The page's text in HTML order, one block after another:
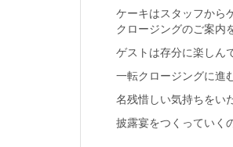
ケーキはスタッフから
クロージングのご案内
ゲストは存分に楽しん
一転クロージングに進
名残惜しい気持ちをい
披露宴をつくっていく